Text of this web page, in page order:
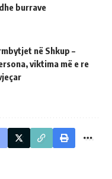
burrave
në Shkup –
viktima më e re